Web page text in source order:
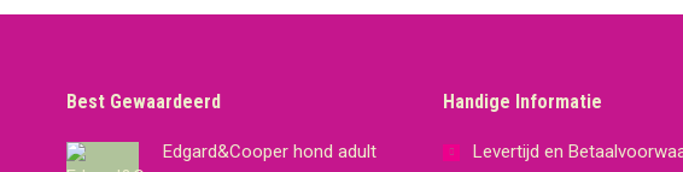
Best Gewaardeerd
Edgard&Cooper hond adult
Handige Informatie
Levertijd en